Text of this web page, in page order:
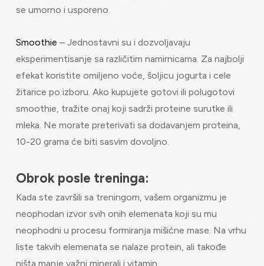
se umorno i usporeno.
Smoothie – Jednostavni su i dozvoljavaju
eksperimentisanje sa različitim namirnicama. Za najbolji
efekat koristite omiljeno voće, šoljicu jogurta i cele
žitarice po izboru. Ako kupujete gotovi ili polugotovi
smoothie, tražite onaj koji sadrži proteine surutke ili
mleka. Ne morate preterivati sa dodavanjem proteina,
10-20 grama će biti sasvim dovoljno.
Obrok posle treninga:
Kada ste završili sa treningom, vašem organizmu je
neophodan izvor svih onih elemenata koji su mu
neophodni u procesu formiranja mišićne mase. Na vrhu
liste takvih elemenata se nalaze protein, ali takođe
ništa manje važni minerali i vitamin.